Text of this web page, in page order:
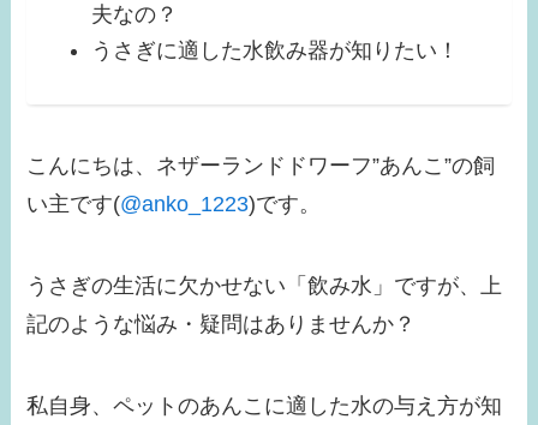
夫なの？
うさぎに適した水飲み器が知りたい！
こんにちは、ネザーランドドワーフ”あんこ”の飼
い主です(@anko_1223)です。
うさぎの生活に欠かせない「飲み水」ですが、上
記のような悩み・疑問はありませんか？
私自身、ペットのあんこに適した水の与え方が知